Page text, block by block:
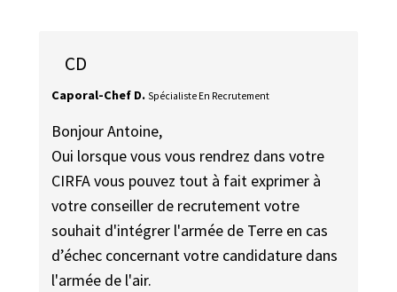
CD
Caporal-Chef D. Spécialiste En Recrutement
Bonjour Antoine,
Oui lorsque vous vous rendrez dans votre
CIRFA vous pouvez tout à fait exprimer à
votre conseiller de recrutement votre
souhait d'intégrer l'armée de Terre en cas
d’échec concernant votre candidature dans
l'armée de l'air.